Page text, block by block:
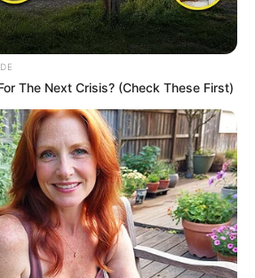
The Next Crisis? (Check These First)